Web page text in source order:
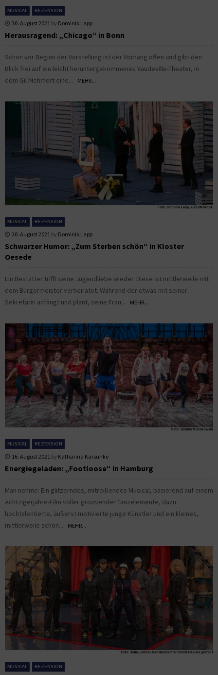
MUSICAL REZENSION
30. August 2021 by Dominik Lapp
Herausragend: „Chicago“ in Bonn
Schon vor Beginn der Vorstellung ist der Vorhang offen und gibt den
Blick frei auf ein leicht heruntergekommenes Vaudeville-Theater, in
dem Gil Mehmert eine...
MEHR...
MUSICAL REZENSION
20. August 2021 by Dominik Lapp
Schwarzer Humor: „Zum Sterben schön“ in Kloster
Oesede
Ein Bestatter trifft seine Jugendliebe wieder. Diese ist mittlerweile mit
dem Bürgermeister verheiratet. Während der etwas mit seiner
Sekretärin anfängt und plant, seine Frau...
MEHR...
MUSICAL REZENSION
16. August 2021 by Katharina Karsunke
Energiegeladen: „Footloose“ in Hamburg
Man nehme: Ein glitzerndes, mitreißendes Musical, basierend auf einem
Achtzigerjahre-Film voller groovender Tanzelemente, dazu
hochtalentierte, äußerst motivierte junge Künstler und ein kleines,
mittlerweile schon...
MEHR...
MUSICAL REZENSION